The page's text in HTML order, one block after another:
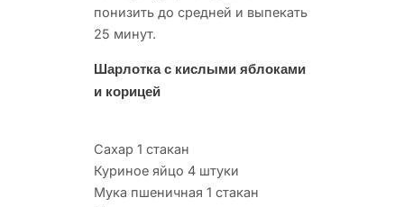
понизить до средней и выпекать
25 минут.
Шарлотка с кислыми яблоками
и корицей
Сахар 1 стакан
Куриное яйцо 4 штуки
Мука пшеничная 1 стакан